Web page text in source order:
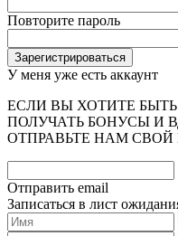
Повторите пароль
У меня уже есть аккаунт
ЕСЛИ ВЫ ХОТИТЕ
ПОЛУЧАТЬ БОНУСЫ И
ОТПРАВЬТЕ НАМ СВОЙ
Отправить email
Записаться в лист